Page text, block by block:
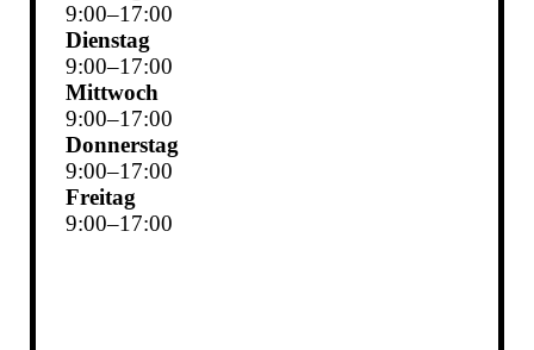
9:00–17:00
Dienstag
9:00–17:00
Mittwoch
9:00–17:00
Donnerstag
9:00–17:00
Freitag
9:00–17:00